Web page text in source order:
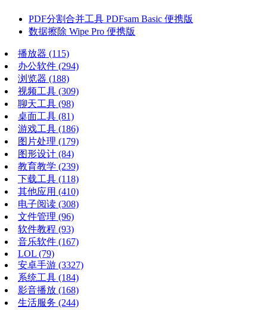
PDF分割合并工具 PDFsam Basic 便携版
数据擦除 Wipe Pro 便携版
播放器 (115)
办公软件 (294)
浏览器 (188)
视频工具 (309)
聊天工具 (98)
桌面工具 (81)
游戏工具 (186)
图片处理 (179)
图形设计 (84)
教育教学 (239)
下载工具 (118)
其他应用 (410)
电子阅读 (308)
文件管理 (96)
软件教程 (93)
音乐软件 (167)
LOL (79)
安卓手游 (3327)
系统工具 (184)
影音播放 (168)
生活服务 (244)